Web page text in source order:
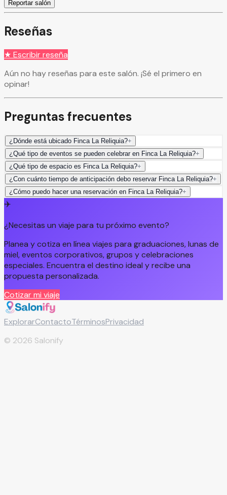
Reportar salón
Reseñas
★ Escribir reseña
Aún no hay reseñas para este salón. ¡Sé el primero en
opinar!
Preguntas frecuentes
¿Dónde está ubicado Finca La Reliquia?+
¿Qué tipo de eventos se pueden celebrar en Finca La Reliquia?+
¿Qué tipo de espacio es Finca La Reliquia?+
¿Con cuánto tiempo de anticipación debo reservar Finca La Reliquia?+
¿Cómo puedo hacer una reservación en Finca La Reliquia?+
✈️
¿Necesitas un viaje para tu próximo evento?
Planea y cotiza en línea viajes para graduaciones, lunas de
miel, eventos corporativos, grupos y celebraciones
especiales. Encuentra el destino ideal y recibe una
propuesta personalizada.
Cotizar mi viaje
ExplorarContactoTérminosPrivacidad
© 2026 Salonify